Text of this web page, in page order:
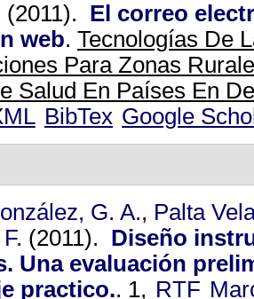
(2011). El correo
web. Tecnologías De
Para Zonas
Salud En Países En
BibTex Google
G. A., Palta
(2011). Diseño
Una evaluación
practico.. 1, RTF